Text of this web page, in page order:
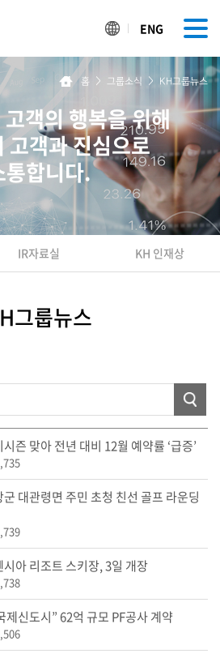
ENG
객의 행복을 위해
고객과 진심으로
통합니다.
IR자료실 KH 인재상
홈 > 그룹소식 > KH그룹뉴스
그룹뉴스
즌 맞아 전년 대비 12월 예약률 ‘급증’
대관령면 주민 초청 친선 골프 라운딩
아 리조트 스키장, 3일 개장
신도시” 62억 규모 PF공사 계약